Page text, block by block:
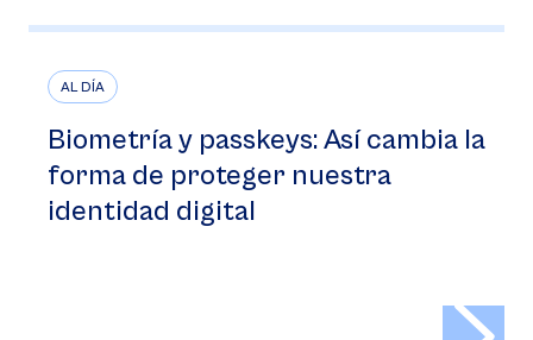
AL DÍA
Biometría y passkeys: Así cambia la
forma de proteger nuestra
identidad digital